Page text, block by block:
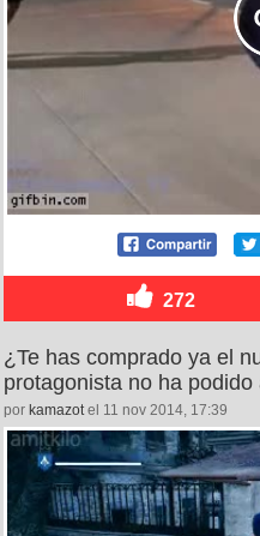
272
¿Te has comprado ya el
protagonista no ha
por kamazotel 11 nov 2014, 17:39